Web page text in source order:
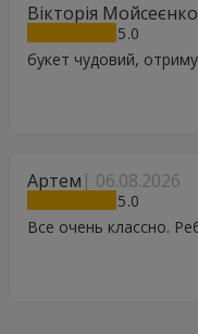
Вікторія Мойсеєнко
5
букет чудовий,
Артем 06.08.2026
5
Все очень классно.